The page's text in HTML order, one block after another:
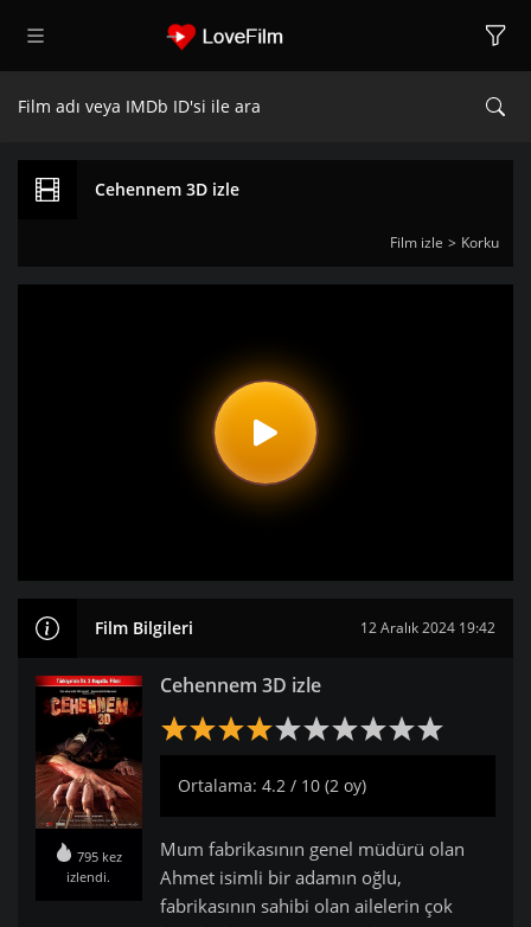
Cehennem 3D izle
Film izle Korku
Film Bilgileri 12 Aralık 2024 19:42
795 kez
izlendi.
Cehennem 3D izle
Ortalama: 4.2 / 10 (2 oy)
Mum fabrikasının genel müdürü olan
Ahmet isimli bir adamın oğlu,
fabrikasının sahibi olan ailelerin çok